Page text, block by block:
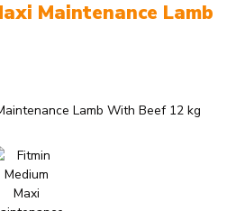
Maintenance Lamb